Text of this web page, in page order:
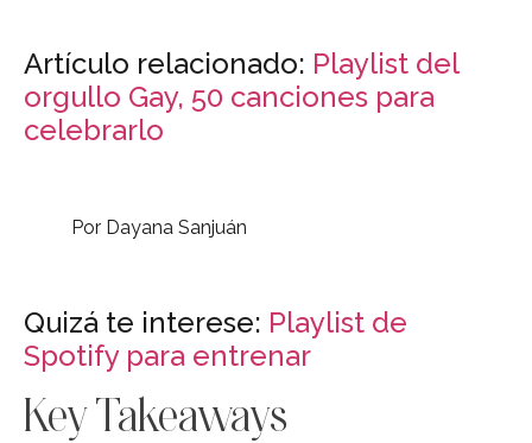
Artículo relacionado: Playlist del
orgullo Gay, 50 canciones para
celebrarlo
Por Dayana Sanjuán
Quizá te interese: Playlist de
Spotify para entrenar
Key Takeaways